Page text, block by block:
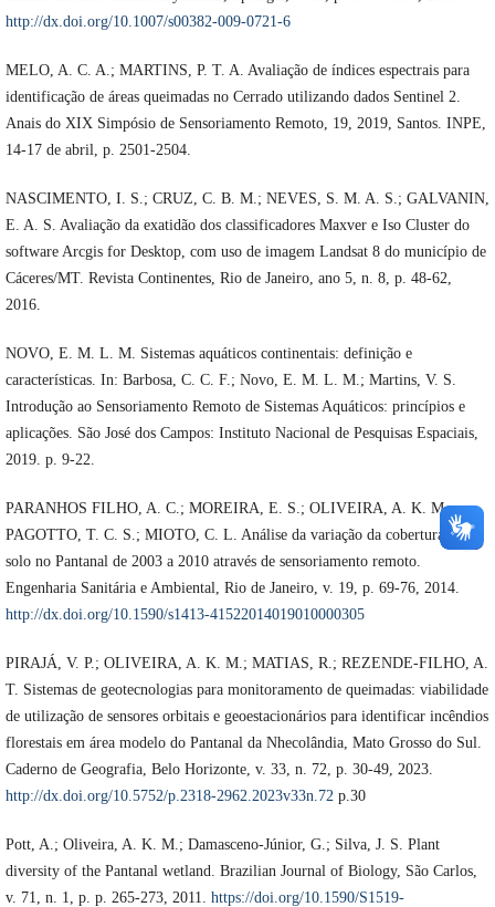
http://dx.doi.org/10.1007/s00382-009-0721-6
MELO, A. C. A.; MARTINS, P. T. A. Avaliação de índices espectrais para
identificação de áreas queimadas no Cerrado utilizando dados Sentinel 2.
Anais do XIX Simpósio de Sensoriamento Remoto, 19, 2019, Santos. INPE,
14-17 de abril, p. 2501-2504.
NASCIMENTO, I. S.; CRUZ, C. B. M.; NEVES, S. M. A. S.; GALVANIN,
E. A. S. Avaliação da exatidão dos classificadores Maxver e Iso Cluster do
software Arcgis for Desktop, com uso de imagem Landsat 8 do município de
Cáceres/MT. Revista Continentes, Rio de Janeiro, ano 5, n. 8, p. 48-62,
2016.
NOVO, E. M. L. M. Sistemas aquáticos continentais: definição e
características. In: Barbosa, C. C. F.; Novo, E. M. L. M.; Martins, V. S.
Introdução ao Sensoriamento Remoto de Sistemas Aquáticos: princípios e
aplicações. São José dos Campos: Instituto Nacional de Pesquisas Espaciais,
2019. p. 9-22.
PARANHOS FILHO, A. C.; MOREIRA, E. S.; OLIVEIRA, A. K. M.;
PAGOTTO, T. C. S.; MIOTO, C. L. Análise da variação da cobertura do
solo no Pantanal de 2003 a 2010 através de sensoriamento remoto.
Engenharia Sanitária e Ambiental, Rio de Janeiro, v. 19, p. 69-76, 2014.
http://dx.doi.org/10.1590/s1413-41522014019010000305
PIRAJÁ, V. P.; OLIVEIRA, A. K. M.; MATIAS, R.; REZENDE-FILHO, A.
T. Sistemas de geotecnologias para monitoramento de queimadas: viabilidade
de utilização de sensores orbitais e geoestacionários para identificar incêndios
florestais em área modelo do Pantanal da Nhecolândia, Mato Grosso do Sul.
Caderno de Geografia, Belo Horizonte, v. 33, n. 72, p. 30-49, 2023.
http://dx.doi.org/10.5752/p.2318-2962.2023v33n.72 p.30
Pott, A.; Oliveira, A. K. M.; Damasceno-Júnior, G.; Silva, J. S. Plant
diversity of the Pantanal wetland. Brazilian Journal of Biology, São Carlos,
v. 71, n. 1, p. p. 265-273, 2011. https://doi.org/10.1590/S1519-